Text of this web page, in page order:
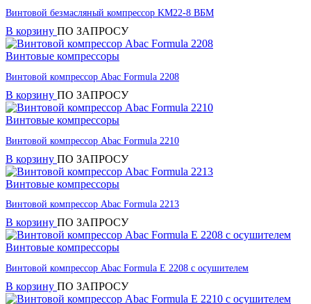
Винтовой безмасляный компрессор KM22-8 ВБМ
В корзину ПО ЗАПРОСУ
Винтовые компрессоры
Винтовой компрессор Abac Formula 2208
В корзину ПО ЗАПРОСУ
Винтовые компрессоры
Винтовой компрессор Abac Formula 2210
В корзину ПО ЗАПРОСУ
Винтовые компрессоры
Винтовой компрессор Abac Formula 2213
В корзину ПО ЗАПРОСУ
Винтовые компрессоры
Винтовой компрессор Abac Formula E 2208 с осушителем
В корзину ПО ЗАПРОСУ